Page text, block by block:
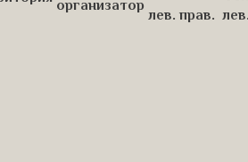
организатор
лев. прав.